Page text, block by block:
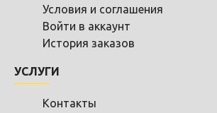
Условия и соглашения
Войти в аккаунт
История заказов
УСЛУГИ
Контакты